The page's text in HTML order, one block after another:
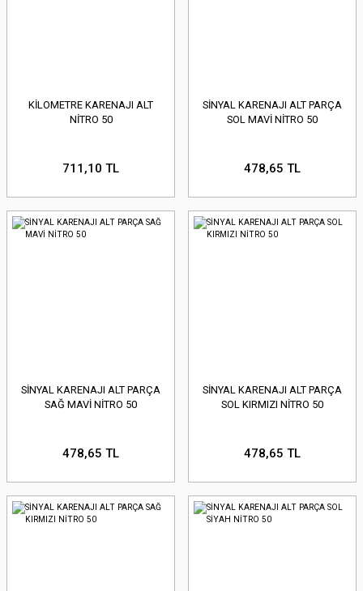
KİLOMETRE KARENAJI ALT
NİTRO 50
711,10 TL
SİNYAL KARENAJI ALT PARÇA
SOL MAVİ NİTRO 50
478,65 TL
SİNYAL KARENAJI ALT PARÇA
SAĞ MAVİ NİTRO 50
478,65 TL
SİNYAL KARENAJI ALT PARÇA
SOL KIRMIZI NİTRO 50
478,65 TL